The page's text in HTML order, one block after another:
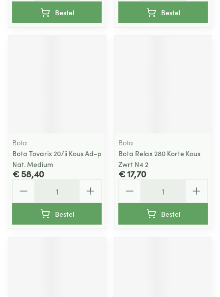
Bestel Bestel
Bota
Bota Tovarix 20/ii Kous Ad-p
Nat. Medium
€ 58,40
Bestel
Bota
Bota Relax 280 Korte Kous
Zwrt N4 2
€ 17,70
Bestel